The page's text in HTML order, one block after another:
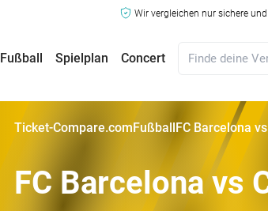
Wir vergleichen nur sichere
Fußball Spielplan Concert
Ticket-Compare.comFußballFC Barcelona
FC Barcelona vs